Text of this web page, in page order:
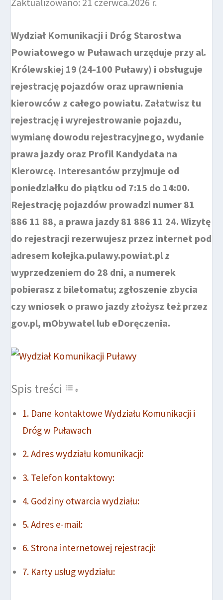
Wydział Komunikacji i Dróg Starostwa
Powiatowego w Puławach urzęduje przy al.
Królewskiej 19 (24-100 Puławy) i obsługuje
rejestrację pojazdów oraz uprawnienia
kierowców z całego powiatu. Załatwisz tu
rejestrację i wyrejestrowanie pojazdu,
wymianę dowodu rejestracyjnego, wydanie
prawa jazdy oraz Profil Kandydata na
Kierowcę. Interesantów przyjmuje od
poniedziałku do piątku od 7:15 do 14:00.
Rejestrację pojazdów prowadzi numer 81
886 11 88, a prawa jazdy 81 886 11 24. Wizytę
do rejestracji rezerwujesz przez internet pod
adresem kolejka.pulawy.powiat.pl z
wyprzedzeniem do 28 dni, a numerek
pobierasz z biletomatu; zgłoszenie zbycia
czy wniosek o prawo jazdy złożysz też przez
gov.pl, mObywatel lub eDoręczenia.
Spis treści
Dane kontaktowe Wydziału Komunikacji i
Dróg w Puławach
Adres wydziału komunikacji:
Telefon kontaktowy:
Godziny otwarcia wydziału:
Adres e-mail:
Strona internetowej rejestracji:
Karty usług wydziału: